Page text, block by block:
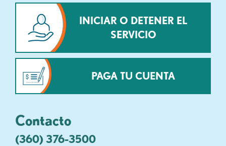
INICIAR O DETENER EL
SERVICIO
PAGA TU CUENTA
Contacto
(360) 376-3500